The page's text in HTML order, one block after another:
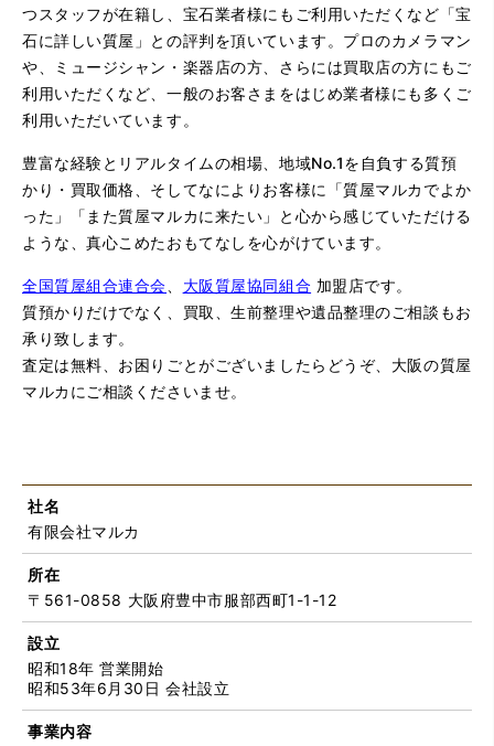
つスタッフが在籍し、宝石業者様にもご利用いただくなど「宝
石に詳しい質屋」との評判を頂いています。プロのカメラマン
や、ミュージシャン・楽器店の方、さらには買取店の方にもご
利用いただくなど、一般のお客さまをはじめ業者様にも多くご
利用いただいています。
豊富な経験とリアルタイムの相場、地域No.1を自負する質預
かり・買取価格、そしてなによりお客様に「質屋マルカでよか
った」「また質屋マルカに来たい」と心から感じていただける
ような、真心こめたおもてなしを心がけています。
全国質屋組合連合会 大阪質屋協同組合 加盟店です。
質預かりだけでなく、買取、生前整理や遺品整理のご相談もお
承り致します。
査定は無料、お困りごとがございましたらどうぞ、大阪の質屋
マルカにご相談くださいませ。
社名
有限会社マルカ
所在
〒561-0858 大阪府豊中市服部西町1-1-12
設立
昭和18年 営業開始
昭和53年6月30日 会社設立
事業内容